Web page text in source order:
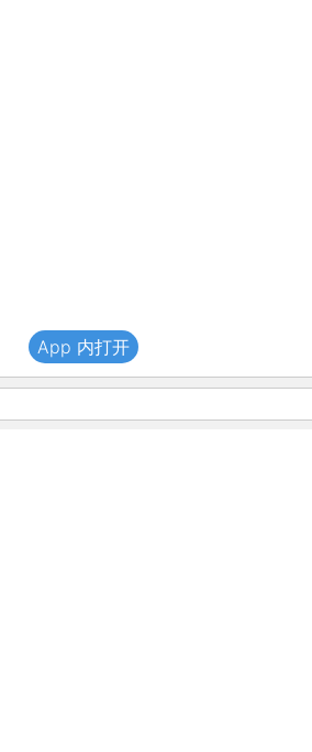
App 内打开